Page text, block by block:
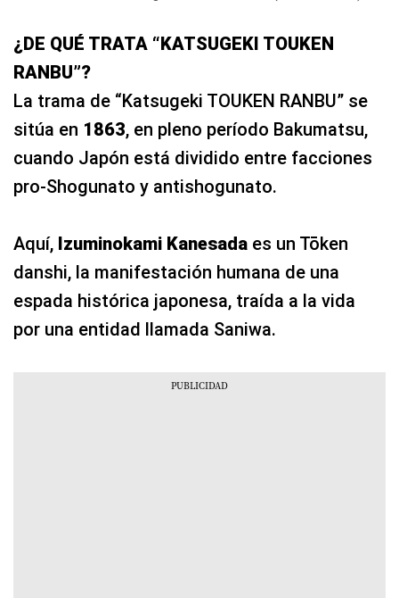
¿DE QUÉ TRATA “KATSUGEKI TOUKEN
RANBU”?
La trama de “Katsugeki TOUKEN RANBU” se
sitúa en 1863, en pleno período Bakumatsu,
cuando Japón está dividido entre facciones
pro-Shogunato y antishogunato.
Aquí, Izuminokami Kanesada es un Tōken
danshi, la manifestación humana de una
espada histórica japonesa, traída a la vida
por una entidad llamada Saniwa.